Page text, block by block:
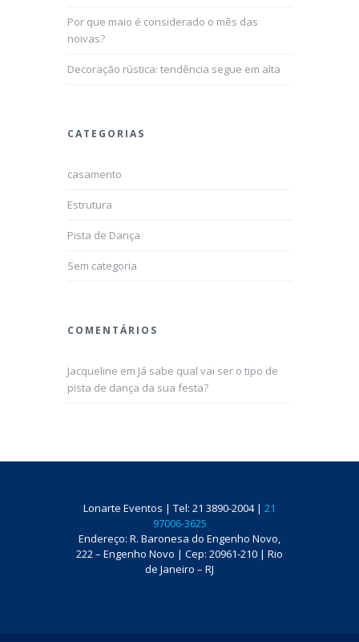
Por que maio é considerado o mês das
noivas?
Decoração rústica: tendência segue em alta
CATEGORIAS
casamento
Estrutura
Pista de Dança
Sem categoria
COMENTÁRIOS
Jacqueline em Já sabe qual vai ser o tipo de
pista de dança da sua festa?
Lonarte Eventos | Tel: 21 3890-2004 | 21
97006-3625
Endereço: R. Baronesa do Engenho Novo,
222 – Engenho Novo | Cep: 20961-210 | Rio
de Janeiro – RJ